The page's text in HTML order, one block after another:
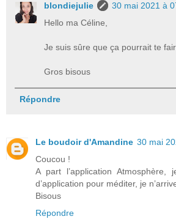
blondiejulie
30 mai 2021 à
Hello ma Céline,
Je suis sûre que ça pourrait te
Gros bisous
Répondre
Le boudoir d'Amandine 30 mai
Coucou !
A part l’application Atmosphère,
d’application pour méditer, je
Bisous
Répondre